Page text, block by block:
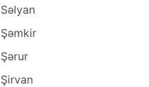
Səlyan
Şəmkir
Şərur
Şirvan